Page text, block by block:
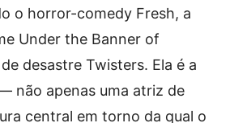
o horror-comedy Fresh, a
Under the Banner of
desastre Twisters. Ela é a
não apenas uma atriz de
central em torno da qual o